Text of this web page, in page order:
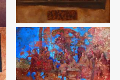
Kutish
Bobur Ismoilov
Mato, moybo‘yoq (75x100) - 2003
yil